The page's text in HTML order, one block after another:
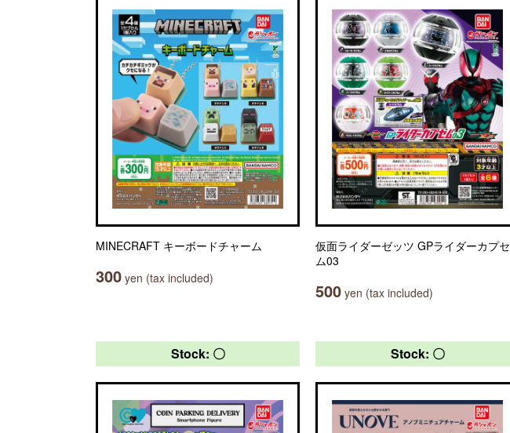
MINECRAFT キーボードチャーム
300 yen (tax included)
仮面ライダーゼッツ GPライダーカプセ
ム03
500 yen (tax included)
Stock: 〇 Stock: 〇